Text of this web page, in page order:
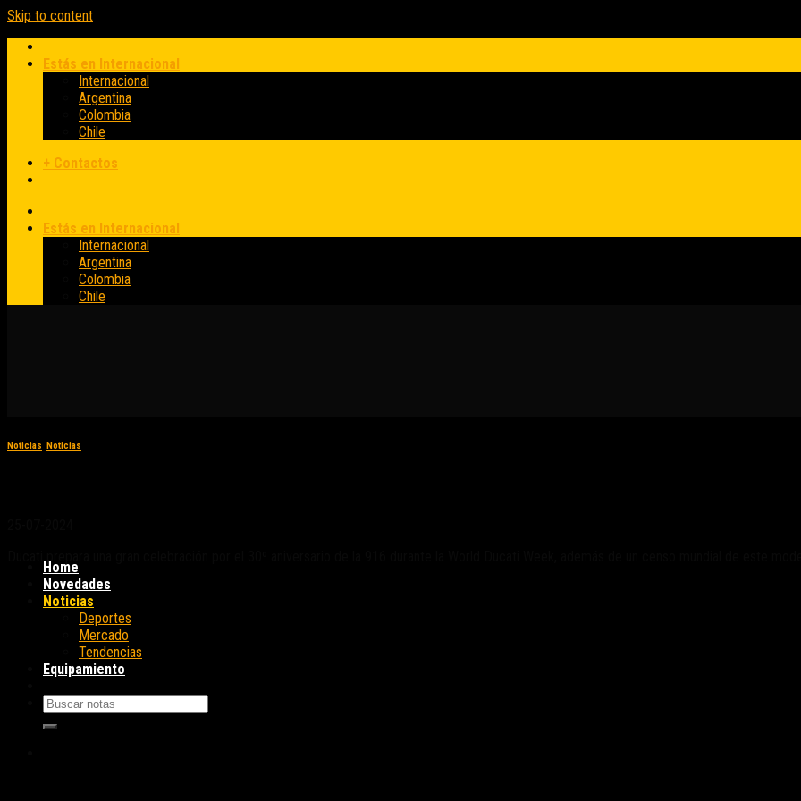
Skip to content
Estás en Internacional
Internacional
Argentina
Colombia
Chile
+ Contactos
Estás en Internacional
Internacional
Argentina
Colombia
Chile
Home
Novedades
Noticias
Deportes
Mercado
Tendencias
Equipamiento
Noticias Noticias